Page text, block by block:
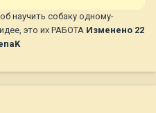
научить собаку одному-
это их РАБОТА Изменено 22